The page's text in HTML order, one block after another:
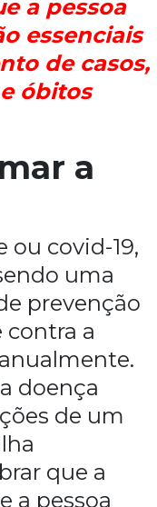
a pessoa
essenciais
de casos,
óbitos
a
ou covid-19,
uma
prevenção
contra a
doença
de um
que a
a pessoa